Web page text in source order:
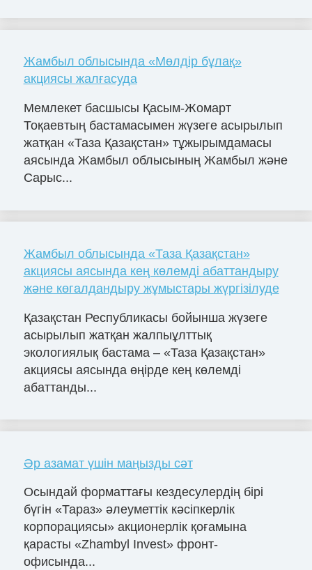
Жамбыл облысында «Мөлдір бұлақ»
акциясы жалғасуда
Мемлекет басшысы Қасым-Жомарт
Тоқаевтың бастамасымен жүзеге асырылып
жатқан «Таза Қазақстан» тұжырымдамасы
аясында Жамбыл облысының Жамбыл және
Сарыс...
Жамбыл облысында «Таза Қазақстан»
акциясы аясында кең көлемді абаттандыру
және көгалдандыру жұмыстары жүргізілуде
Қазақстан Республикасы бойынша жүзеге
асырылып жатқан жалпыұлттық
экологиялық бастама – «Таза Қазақстан»
акциясы аясында өңірде кең көлемді
абаттанды...
Әр азамат үшін маңызды сәт
Осындай форматтағы кездесулердің бірі
бүгін «Тараз» әлеуметтік кәсіпкерлік
корпорациясы» акционерлік қоғамына
қарасты «Zhambyl Invest» фронт-
офисында...